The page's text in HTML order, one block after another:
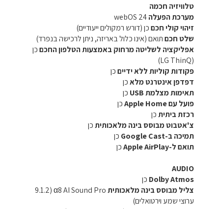
טלוויזיה חכמה
מערכת הפעלה
זיהוי קולי חכםכן (דורש רמקולים ייעודיים)
שלט חכםתואם (אינו כלול באריזה, ניתן לרכישה בנפרד)
אפליקציה לשליטה מרחוק באמצעות הטלפון החכםכן
(LG ThinQ)
פקודות קוליות ללא ידייםכן
דפדפן אינטרנט מלאכן
תאימות מצלמת USB
כן
פועל עם Apple Home
כן
רכזת ביתיתכן
צ'אטבוט מבוסס בינה מלאכותיתכן
תמיכה ב-Google Cast
כן
תואם ל-Apple AirPlay
כן
AUDIO
Dolby Atmos כן
צליל מבוסס בינה מלאכותית
α8 AI Sound Pro (9.1.2
ערוצי שמע וירטואלים)